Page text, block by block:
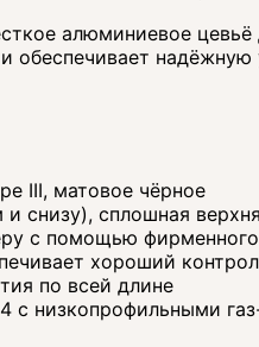
алюминиевое
обеспечивает
III, матовое чёрное
снизу), сплошная
с помощью
хороший
по всей длине
с низкопрофильными